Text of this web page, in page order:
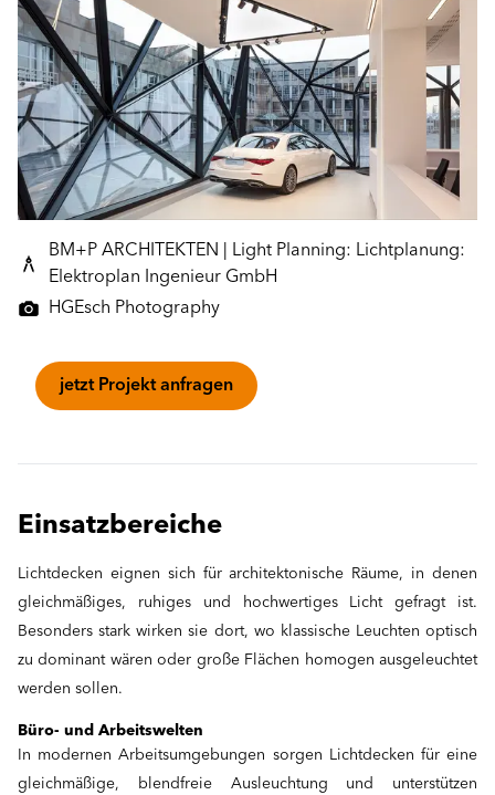
BM+P ARCHITEKTEN | Light Planning: Lichtplanung:
Elektroplan Ingenieur GmbH
HGEsch Photography
jetzt Projekt anfragen
Einsatzbereiche
Lichtdecken eignen sich für architektonische Räume, in denen
gleichmäßiges, ruhiges und hochwertiges Licht gefragt ist.
Besonders stark wirken sie dort, wo klassische Leuchten optisch
zu dominant wären oder große Flächen homogen ausgeleuchtet
werden sollen.
Büro- und Arbeitswelten
In modernen Arbeitsumgebungen sorgen Lichtdecken für eine
gleichmäßige, blendfreie Ausleuchtung und unterstützen